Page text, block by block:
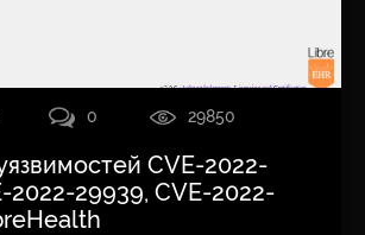
0 29850
CVE-2022-
2022-29939, CVE-2022-